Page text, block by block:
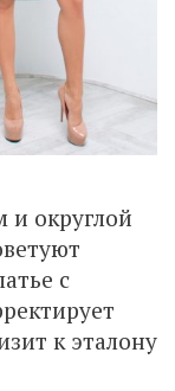
округлой
с
к эталону